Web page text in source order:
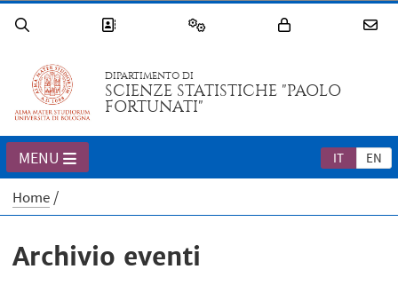
DIPARTIMENTO DI
SCIENZE STATISTICHE "PAOLO
FORTUNATI"
IT EN
MENU
Home
Archivio eventi